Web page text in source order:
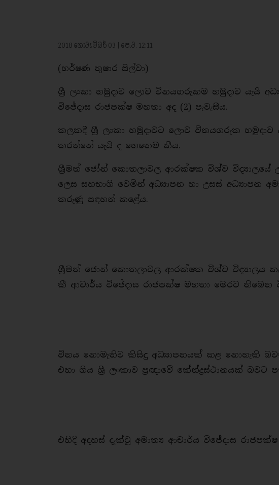
2018 නොවැම්බර් 03 | පෙ.ව. 12:11
(හර්ෂණ තුෂාර සිල්වා)
ශ්‍රී ලංකා හමුදාව ලොව විනයගරුකම හමුදාව යැයි
විජේදාස රාජපක්ෂ මහතා අද (2) පැවැසීය.
කලකදී ශ්‍රී ලංකා හමුදාවට ලොව විනයගරුක හමුදාව
කරන්නේ යැයි ද හෙතෙම කීය.
ශ්‍රීමත් ජෝන් කොතලාවල ආරක්ෂක විශ්ව විද්‍යාලයේ
ලෙස සහභාගි වෙමින් අධ්‍යාපන හා උසස් අධ්‍යාපන
කරුණු සඳහන් කළේය.
ශ්‍රීමත් ජොන් කොතලාවල ආරක්ෂක විශ්ව විද්‍යාලය
කී ආචාර්ය විජේදාස රාජපක්ෂ මහතා මෙරට
විනය නොමැතිව කිසිදු අධ්‍යාපනයක් කළ නොහැකි
එහා ගිය ශ්‍රී ලංකාව ප්‍රඥාවේ කේන්ද්‍රස්ථානයක්
එහිදි අදහස් දැක්වූ අමාත්‍ය ආචාර්ය විජේදාස